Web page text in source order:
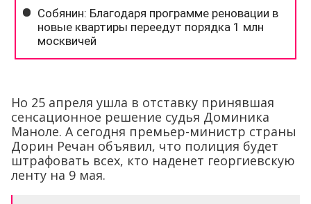
Но 25 апреля ушла в отставку принявшая
сенсационное решение судья Доминика
Маноле. А сегодня премьер-министр страны
Дорин Речан объявил, что полиция будет
штрафовать всех, кто наденет георгиевскую
ленту на 9 мая.